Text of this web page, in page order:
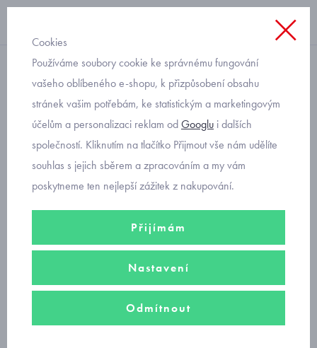
pletené
dětské pletené prstové
rukavice Mayoral 10332-91
modré
Cookies
Používáme soubory cookie ke správnému fungování
vašeho oblíbeného e-shopu, k přizpůsobení obsahu
stránek vašim potřebám, ke statistickým a marketingovým
účelům a personalizaci reklam odGooglu i dalších
společností. Kliknutím na tlačítko Přijmout vše nám udělíte
souhlas s jejich sběrem a zpracováním a my vám
poskytneme ten nejlepší zážitek z nakupování.
Přijímám
Nastavení
Odmítnout